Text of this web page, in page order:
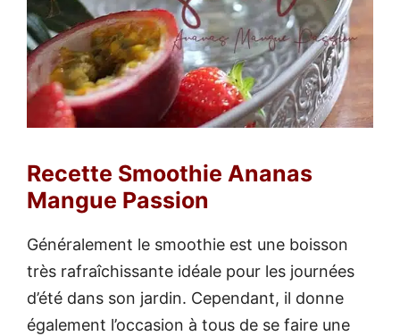
Recette Smoothie Ananas
Mangue Passion
Généralement le smoothie est une boisson
très rafraîchissante idéale pour les journées
d’été dans son jardin. Cependant, il donne
également l’occasion à tous de se faire une